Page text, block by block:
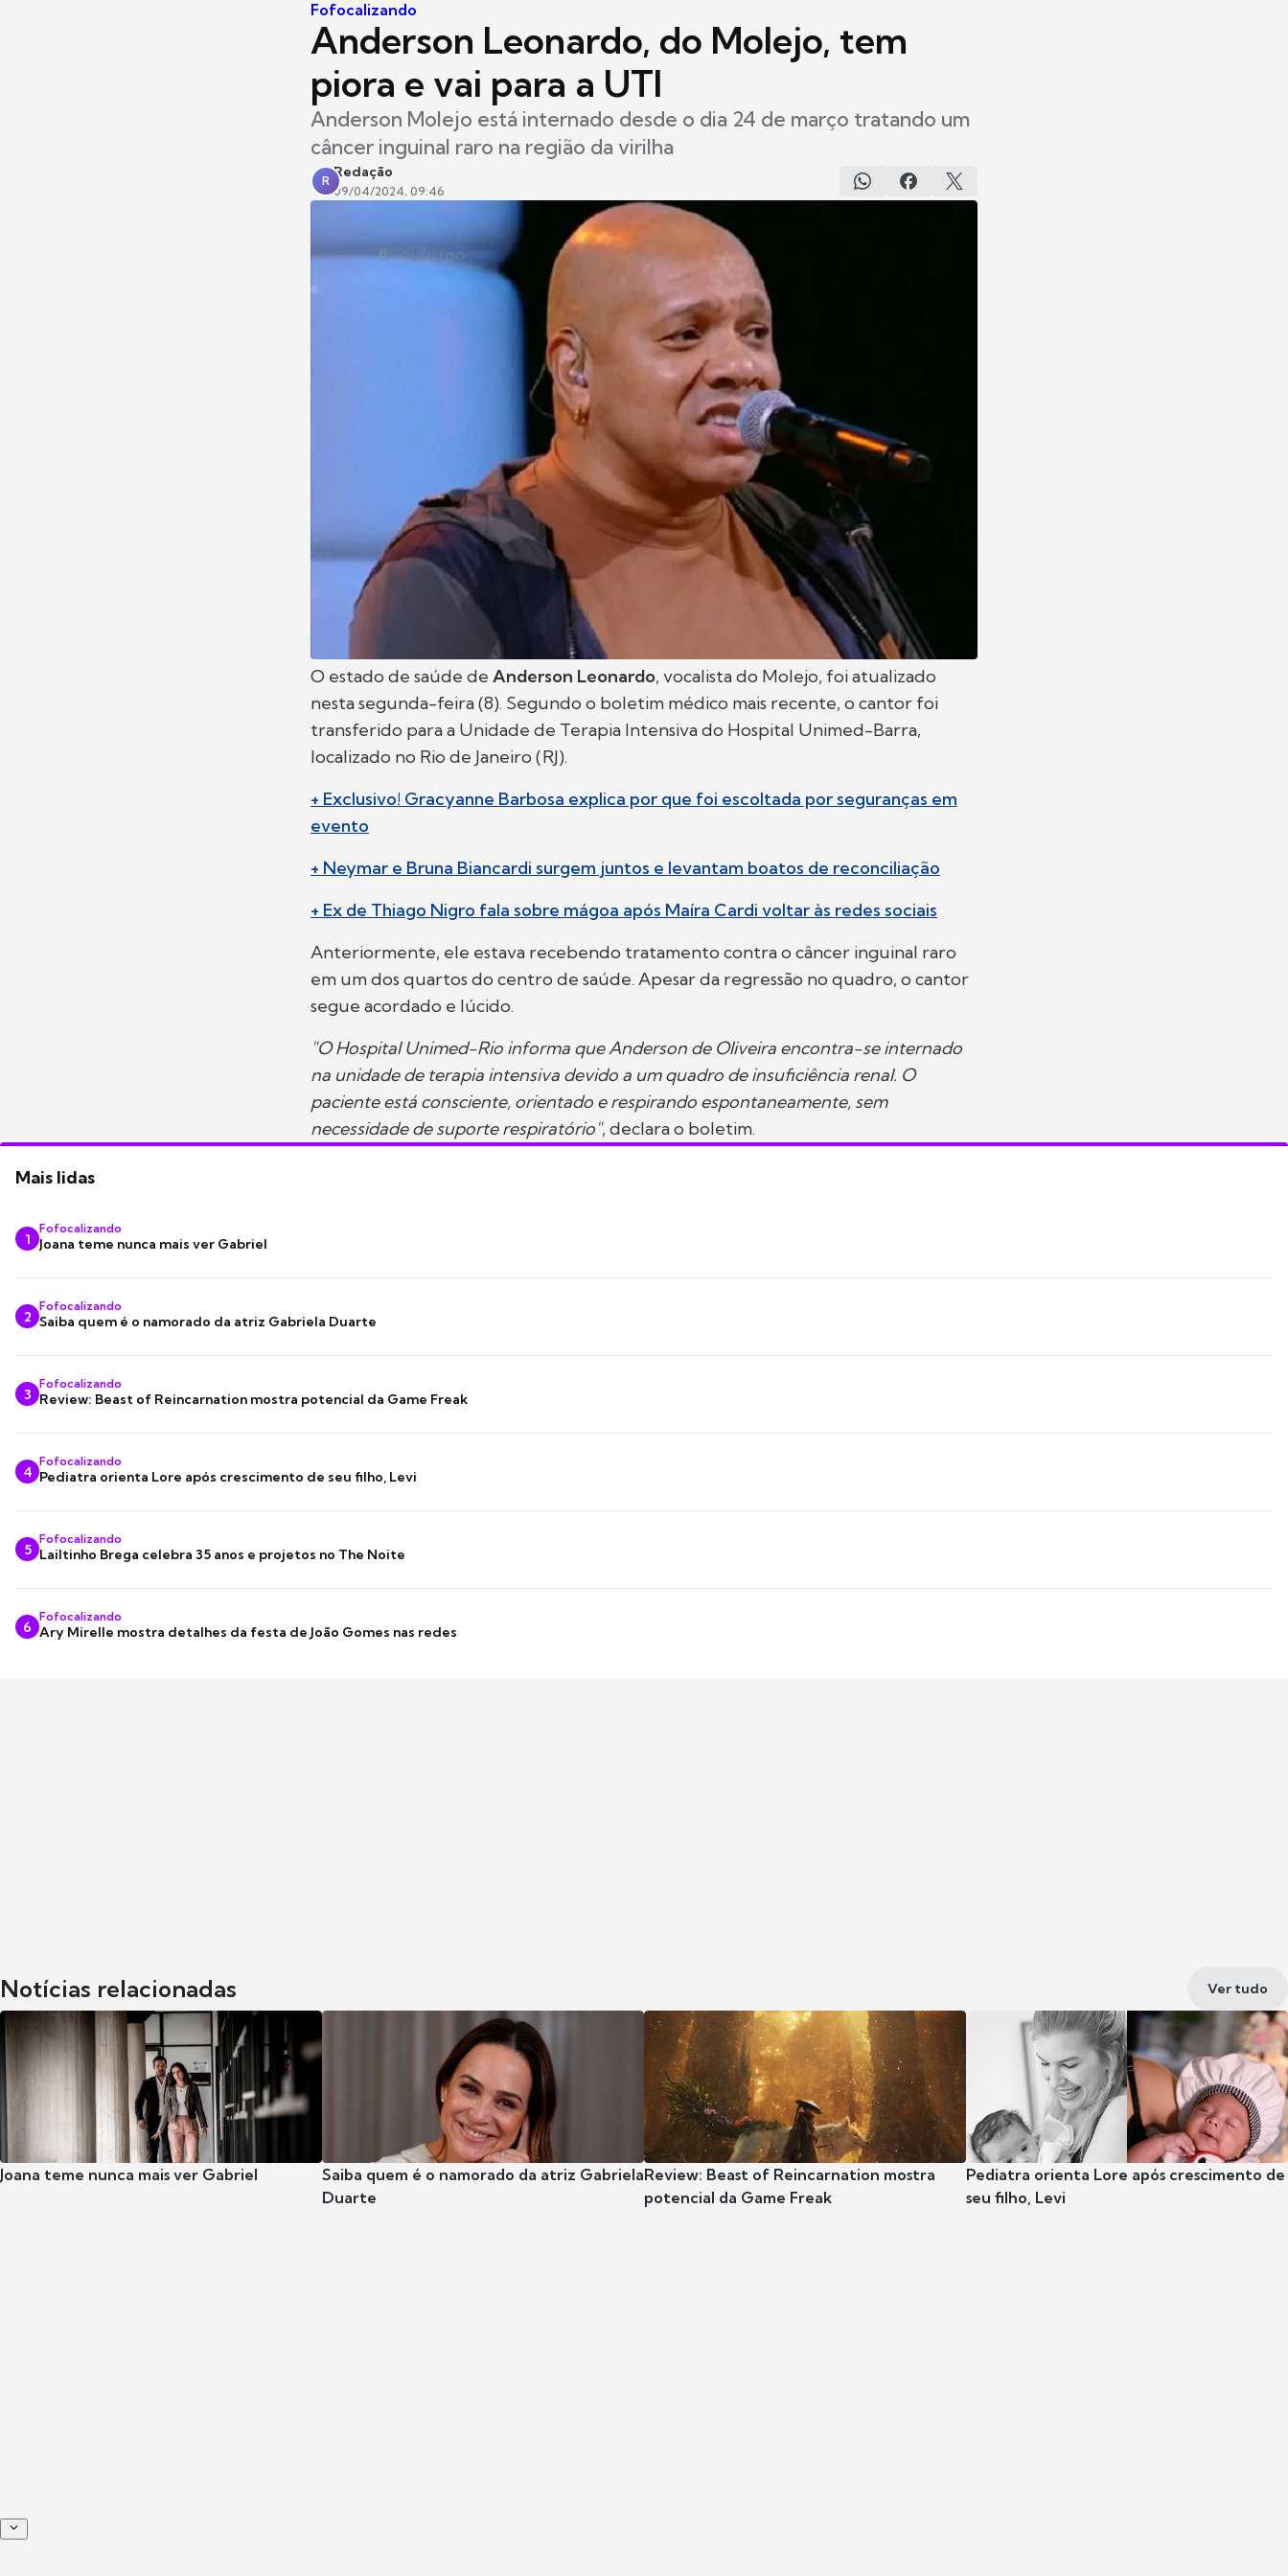
Fofocalizando
Anderson Leonardo, do Molejo, tem
piora e vai para a UTI
Anderson Molejo está internado desde o dia 24 de março tratando um
câncer inguinal raro na região da virilha
R
Redação
09/04/2024, 09:46
O estado de saúde de Anderson Leonardo, vocalista do Molejo, foi atualizado
nesta segunda-feira (8). Segundo o boletim médico mais recente, o cantor foi
transferido para a Unidade de Terapia Intensiva do Hospital Unimed-Barra,
localizado no Rio de Janeiro (RJ).
+ Exclusivo! Gracyanne Barbosa explica por que foi escoltada por seguranças em
evento
+ Neymar e Bruna Biancardi surgem juntos e levantam boatos de reconciliação
+ Ex de Thiago Nigro fala sobre mágoa após Maíra Cardi voltar às redes sociais
Anteriormente, ele estava recebendo tratamento contra o câncer inguinal raro
em um dos quartos do centro de saúde. Apesar da regressão no quadro, o cantor
segue acordado e lúcido.
"O Hospital Unimed-Rio informa que Anderson de Oliveira encontra-se internado
na unidade de terapia intensiva devido a um quadro de insuficiência renal. O
paciente está consciente, orientado e respirando espontaneamente, sem
necessidade de suporte respiratório", declara o boletim.
Mais lidas
1
Fofocalizando
Joana teme nunca mais ver Gabriel
2
Fofocalizando
Saiba quem é o namorado da atriz Gabriela Duarte
3
Fofocalizando
Review: Beast of Reincarnation mostra potencial da Game Freak
4
Fofocalizando
Pediatra orienta Lore após crescimento de seu filho, Levi
5
Fofocalizando
Lailtinho Brega celebra 35 anos e projetos no The Noite
6
Fofocalizando
Ary Mirelle mostra detalhes da festa de João Gomes nas redes
Notícias relacionadas Ver tudo
Joana teme nunca mais ver Gabriel
Saiba quem é o namorado da atriz Gabriela
Duarte
Review: Beast of Reincarnation mostra
potencial da Game Freak
Pediatra orienta Lore após crescimento de
seu filho, Levi